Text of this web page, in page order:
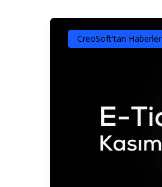
CreoSoft'tan Haberler